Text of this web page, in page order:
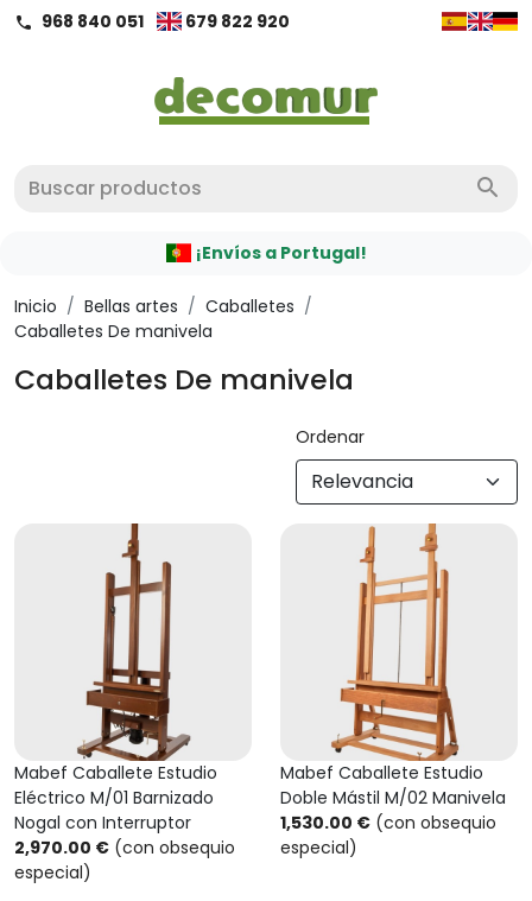
call 968 840 051 679 822 920
search
¡Envíos a Portugal!
Inicio / Bellas artes / Caballetes /
Caballetes De manivela
Caballetes De manivela
Ordenar
Mabef Caballete Estudio
Eléctrico M/01 Barnizado
Nogal con Interruptor
2,970.00 € (con obsequio
especial)
Mabef Caballete Estudio
Doble Mástil M/02 Manivela
1,530.00 € (con obsequio
especial)